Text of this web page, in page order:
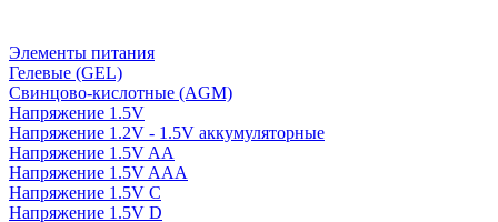
Элементы питания
Гелевые (GEL)
Свинцово-кислотные (AGM)
Напряжение 1.5V
Напряжение 1.2V - 1.5V аккумуляторные
Напряжение 1.5V AA
Напряжение 1.5V AAA
Напряжение 1.5V C
Напряжение 1.5V D